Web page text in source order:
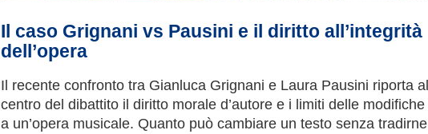
Il caso Grignani vs Pausini e il diritto all’integrità
dell’opera
Il recente confronto tra Gianluca Grignani e Laura Pausini riporta al
centro del dibattito il diritto morale d’autore e i limiti delle modifiche
a un’opera musicale. Quanto può cambiare un testo senza tradirne